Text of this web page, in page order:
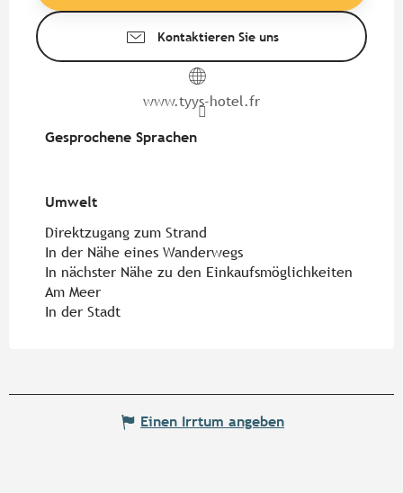
Kontaktieren Sie uns
www.tyys-hotel.fr
Gesprochene Sprachen
Gesprochene Sprachen
Umwelt
Umwelt
Direktzugang zum Strand
In der Nähe eines Wanderwegs
In nächster Nähe zu den Einkaufsmöglichkeiten
Am Meer
In der Stadt
Einen Irrtum angeben